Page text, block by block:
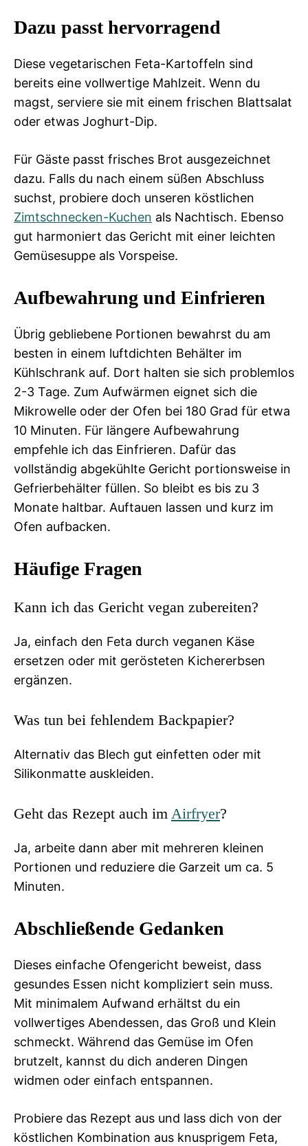
Dazu passt hervorragend
Diese vegetarischen Feta-Kartoffeln sind
bereits eine vollwertige Mahlzeit. Wenn du
magst, serviere sie mit einem frischen Blattsalat
oder etwas Joghurt-Dip.
Für Gäste passt frisches Brot ausgezeichnet
dazu. Falls du nach einem süßen Abschluss
suchst, probiere doch unseren köstlichen
Zimtschnecken-Kuchen als Nachtisch. Ebenso
gut harmoniert das Gericht mit einer leichten
Gemüsesuppe als Vorspeise.
Aufbewahrung und Einfrieren
Übrig gebliebene Portionen bewahrst du am
besten in einem luftdichten Behälter im
Kühlschrank auf. Dort halten sie sich problemlos
2-3 Tage. Zum Aufwärmen eignet sich die
Mikrowelle oder der Ofen bei 180 Grad für etwa
10 Minuten. Für längere Aufbewahrung
empfehle ich das Einfrieren. Dafür das
vollständig abgekühlte Gericht portionsweise in
Gefrierbehälter füllen. So bleibt es bis zu 3
Monate haltbar. Auftauen lassen und kurz im
Ofen aufbacken.
Häufige Fragen
Kann ich das Gericht vegan zubereiten?
Ja, einfach den Feta durch veganen Käse
ersetzen oder mit gerösteten Kichererbsen
ergänzen.
Was tun bei fehlendem Backpapier?
Alternativ das Blech gut einfetten oder mit
Silikonmatte auskleiden.
Geht das Rezept auch im Airfryer?
Ja, arbeite dann aber mit mehreren kleinen
Portionen und reduziere die Garzeit um ca. 5
Minuten.
Abschließende Gedanken
Dieses einfache Ofengericht beweist, dass
gesundes Essen nicht kompliziert sein muss.
Mit minimalem Aufwand erhältst du ein
vollwertiges Abendessen, das Groß und Klein
schmeckt. Während das Gemüse im Ofen
brutzelt, kannst du dich anderen Dingen
widmen oder einfach entspannen.
Probiere das Rezept aus und lass dich von der
köstlichen Kombination aus knusprigem Feta,